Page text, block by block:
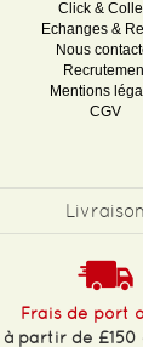
Click &
Echanges &
Nous
Mentions
CGV
Livraison
Frais de port
à partir de